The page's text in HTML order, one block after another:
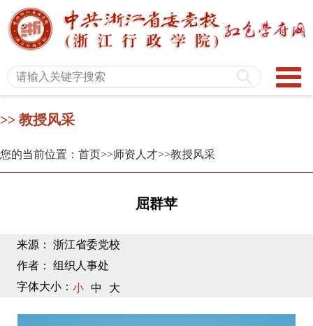
>> 教授风采
您的当前位置：首页>>师资人才>>教授风采
屈群苹
来源： 浙江省委党校
作者： 组织人事处
字体大小： 小 中 大